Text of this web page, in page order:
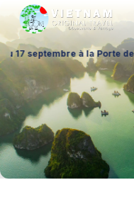
de Versailles (Hall